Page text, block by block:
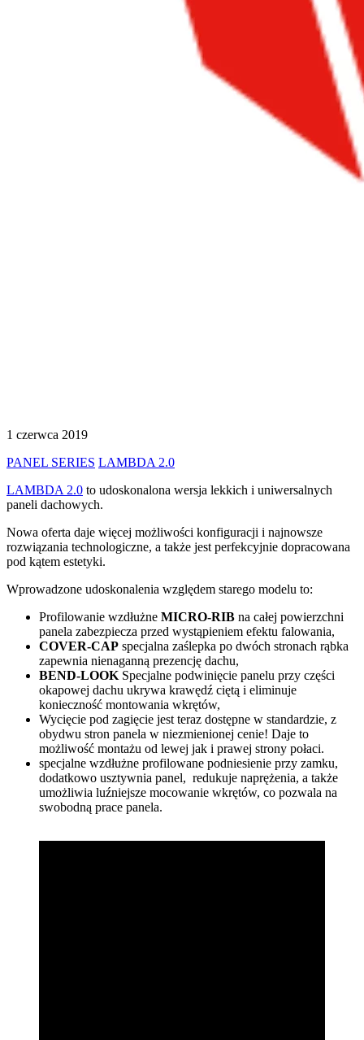
1 czerwca 2019
PANEL SERIES LAMBDA 2.0
LAMBDA 2.0 to udoskonalona wersja lekkich i uniwersalnych
paneli dachowych.
Nowa oferta daje więcej możliwości konfiguracji i najnowsze
rozwiązania technologiczne, a także jest perfekcyjnie dopracowana
pod kątem estetyki.
Wprowadzone udoskonalenia względem starego modelu to:
Profilowanie wzdłużne MICRO-RIB na całej powierzchni
panela zabezpiecza przed wystąpieniem efektu falowania,
COVER-CAP specjalna zaślepka po dwóch stronach rąbka
zapewnia nienaganną prezencję dachu,
BEND-LOOK Specjalne podwinięcie panelu przy części
okapowej dachu ukrywa krawędź ciętą i eliminuje
konieczność montowania wkrętów,
Wycięcie pod zagięcie jest teraz dostępne w standardzie, z
obydwu stron panela w niezmienionej cenie! Daje to
możliwość montażu od lewej jak i prawej strony połaci.
specjalne wzdłużne profilowane podniesienie przy zamku,
dodatkowo usztywnia panel, redukuje naprężenia, a także
umożliwia luźniejsze mocowanie wkrętów, co pozwala na
swobodną prace panela.